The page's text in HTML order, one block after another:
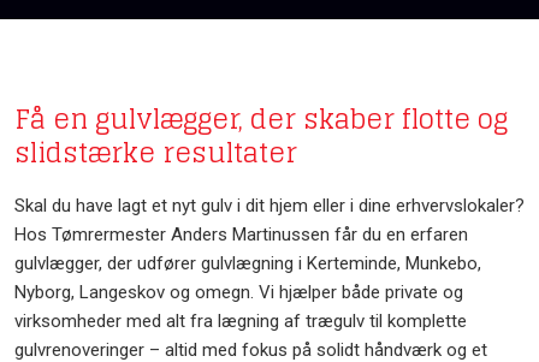
Få en gulvlægger, der skaber flotte og
slidstærke resultater
Skal du have lagt et nyt gulv i dit hjem eller i dine erhvervslokaler?
Hos Tømrermester Anders Martinussen får du en erfaren
gulvlægger, der udfører gulvlægning i Kerteminde, Munkebo,
Nyborg, Langeskov og omegn. Vi hjælper både private og
virksomheder med alt fra lægning af trægulv til komplette
gulvrenoveringer – altid med fokus på solidt håndværk og et